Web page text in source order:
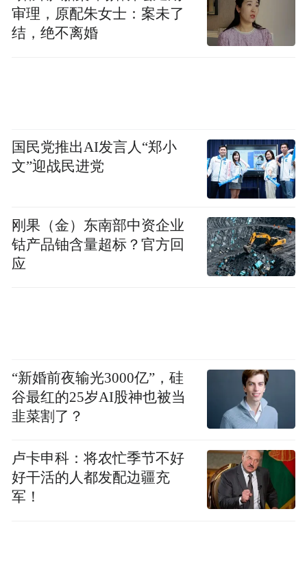
审理，原配朱女士：案未了
结，绝不离婚
国民党推出AI发言人“郑小
文”迎战民进党
刚果（金）东南部中资企业
钴产品铀含量超标？官方回
应
“新婚前夜输光3000亿”，硅
谷最红的25岁AI股神也被当
韭菜割了？
卢卡申科：将农忙季节不好
好干活的人都发配边疆充
军！